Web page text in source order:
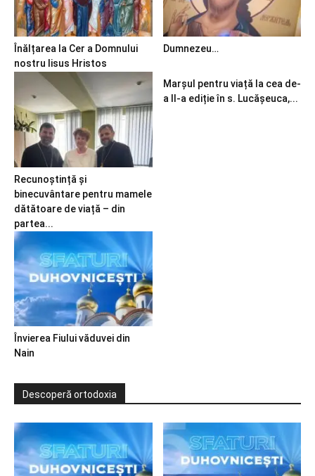
Înălțarea la Cer a Domnului
nostru Iisus Hristos
Dumnezeu…
Recunoștință și
binecuvântare pentru mamele
dătătoare de viață – din
partea...
Marșul pentru viață la cea de-
a II-a ediție în s. Lucășeuca,...
Învierea Fiului văduvei din
Nain
Descoperă ortodoxia